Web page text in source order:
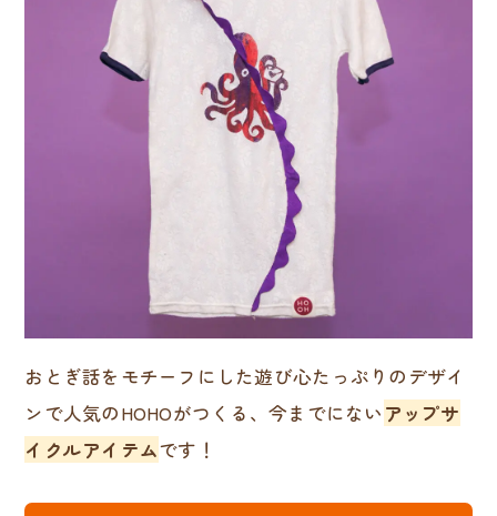
おとぎ話をモチーフにした遊び心たっぷりのデザイ
ンで人気のHOHOがつくる、今までにない アップサ
イクルアイテムです！